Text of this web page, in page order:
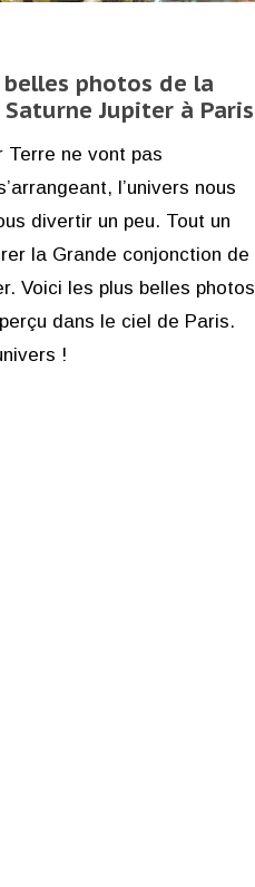
belles photos de la
Jupiter à Paris
Terre ne vont pas
l’univers nous
divertir un peu. Tout un
la Grande conjonction de
Voici les plus belles photos
dans le ciel de Paris.
!